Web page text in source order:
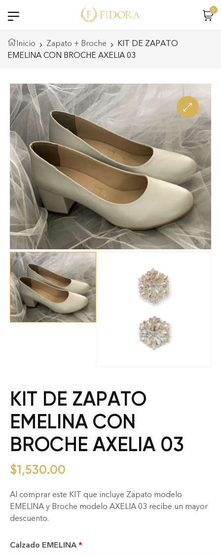
0
Inicio Zapato + Broche
KIT DE ZAPATO
EMELINA CON BROCHE AXELIA 03
KIT DE ZAPATO
EMELINA CON
BROCHE AXELIA 03
$1,530.00
Al comprar este KIT que incluye Zapato modelo
EMELINA y Broche modelo AXELIA 03 recibe un mayor
descuento.
Calzado EMELINA